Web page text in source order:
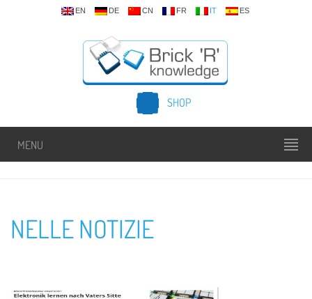
EN DE CN FR IT ES
SHOP
MENU
NELLE NOTIZIE